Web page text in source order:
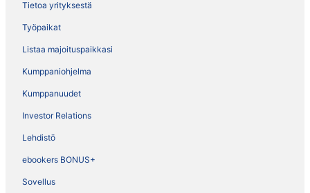
Tietoa yrityksestä
Työpaikat
Listaa majoituspaikkasi
Kumppaniohjelma
Kumppanuudet
Investor Relations
Lehdistö
ebookers BONUS+
Sovellus